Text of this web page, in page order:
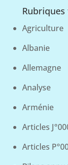
Agriculture
Albanie
Allemagne
Analyse
Arménie
Articles
Articles